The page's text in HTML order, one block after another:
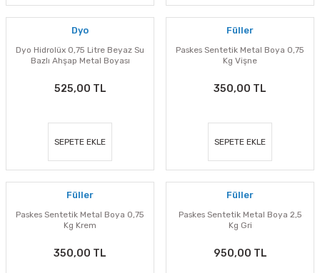
Dyo
Dyo Hidrolüx 0,75 Litre Beyaz Su
Bazlı Ahşap Metal Boyası
525,00 TL
SEPETE EKLE
Füller
Paskes Sentetik Metal Boya 0,75
Kg Vişne
350,00 TL
SEPETE EKLE
Füller
Paskes Sentetik Metal Boya 0,75
Kg Krem
350,00 TL
Füller
Paskes Sentetik Metal Boya 2,5
Kg Gri
950,00 TL